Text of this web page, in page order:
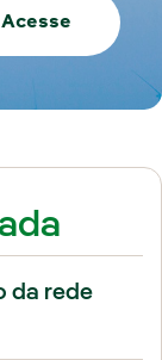
Acesse
da rede